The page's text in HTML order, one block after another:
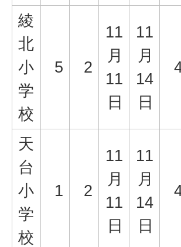
綾
北
小
学
校
5 2
11
月
11
日
11
月
14
日
天
台
小
学
校
1 2
11
月
11
日
11
月
14
日